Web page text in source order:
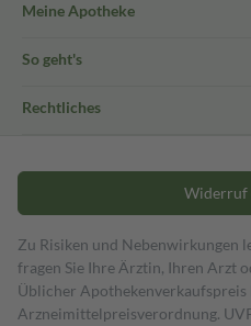
Meine Apotheke
So geht's
Rechtliches
Widerruf
Zu Risiken und Nebenwirkungen
fragen Sie Ihre Ärztin, Ihren Arzt
Üblicher Apothekenverkaufspreis
Arzneimittelpreisverordnung.